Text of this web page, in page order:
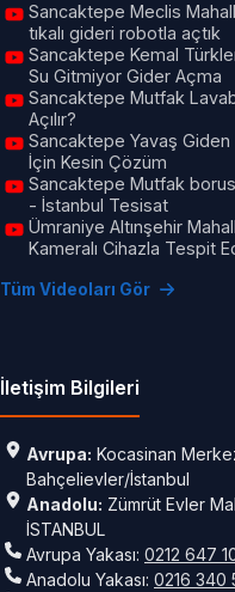
Sancaktepe Meclis
tıkalı gideri robotla açtık
Sancaktepe Kemal
Su Gitmiyor Gider Açma
Sancaktepe Mutfak
Açılır?
Sancaktepe Yavaş
İçin Kesin Çözüm
Sancaktepe Mutfak
- İstanbul Tesisat
Ümraniye Altınşehir
Kameralı Cihazla Tespit
Tüm Videoları Gör
İletişim Bilgileri
Avrupa: Kocasinan
Bahçelievler/İstanbul
Anadolu: Zümrüt Evler
İSTANBUL
Avrupa Yakası: 0212 647
Anadolu Yakası: 0216 340